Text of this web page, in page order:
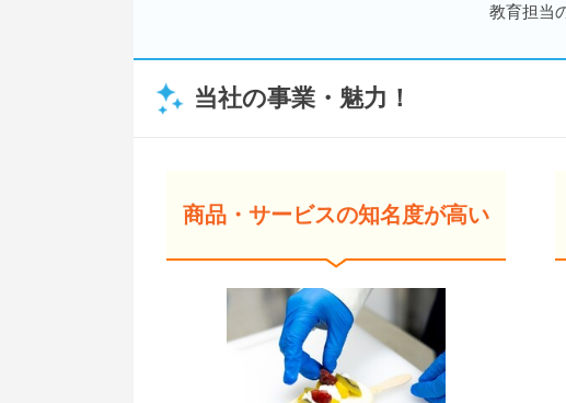
教育担当
当社の事業・魅力！
商品・サービスの知名度が高い